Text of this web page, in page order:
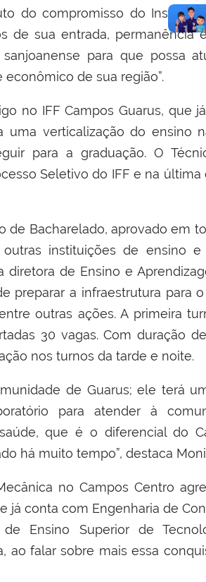
do compromisso do Instituto
de sua entrada, permanência
para que possa
de sua região”.
no IFF Campos Guarus, que
uma verticalização do ensino
para a graduação. O
Seletivo do IFF e na última
de Bacharelado, aprovado em
instituições de ensino e
de Ensino e
preparar a infraestrutura para o
outras ações. A primeira
30 vagas. Com duração
nos turnos da tarde e noite.
de Guarus; ele terá
para atender à
que é o diferencial do
há muito tempo”, destaca
no Campos Centro
já conta com Engenharia de
Ensino Superior de
ao falar sobre mais essa